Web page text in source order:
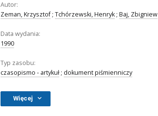
Autor:
Zeman, Krzysztof; Tchórzewski, Henryk; Baj, Zbigniew
Data wydania:
1990
Typ zasobu:
czasopismo - artykuł ; dokument piśmienniczy
Więcej